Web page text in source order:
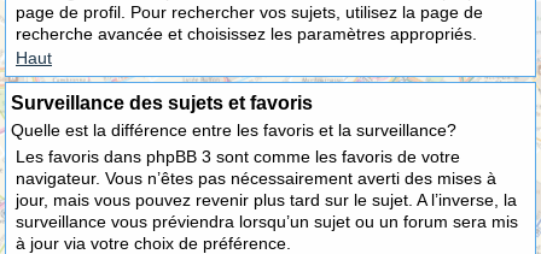
page de profil. Pour rechercher vos sujets, utilisez la page de
recherche avancée et choisissez les paramètres appropriés.
Haut
Surveillance des sujets et favoris
Quelle est la différence entre les favoris et la surveillance?
Les favoris dans phpBB 3 sont comme les favoris de votre
navigateur. Vous n’êtes pas nécessairement averti des mises à
jour, mais vous pouvez revenir plus tard sur le sujet. A l’inverse, la
surveillance vous préviendra lorsqu’un sujet ou un forum sera mis
à jour via votre choix de préférence.